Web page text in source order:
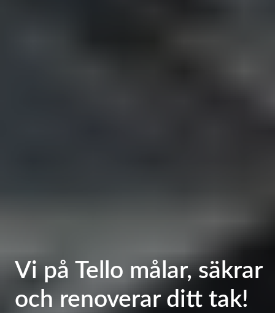
Vi på Tello målar, säkrar
och renoverar ditt tak!